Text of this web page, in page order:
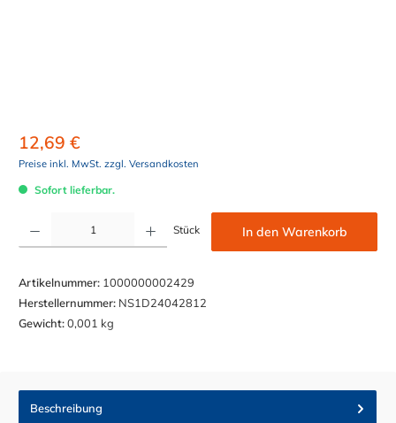
12,69 €
Preise inkl. MwSt. zzgl. Versandkosten
Sofort lieferbar.
Stück In den Warenkorb
Artikelnummer: 1000000002429
Herstellernummer: NS1D24042812
Gewicht:0,001 kg
Beschreibung